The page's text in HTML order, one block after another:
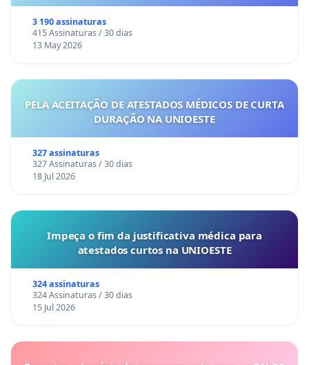
3 190 assinaturas
415 Assinaturas / 30 dias
13 May 2026
PELA ACEITAÇÃO DE ATESTADOS MÉDICOS DE CURTA
DURAÇÃO NA UNIOESTE
327 assinaturas
327 Assinaturas / 30 dias
18 Jul 2026
Impeça o fim da justificativa médica para
atestados curtos na UNIOESTE
324 assinaturas
324 Assinaturas / 30 dias
15 Jul 2026